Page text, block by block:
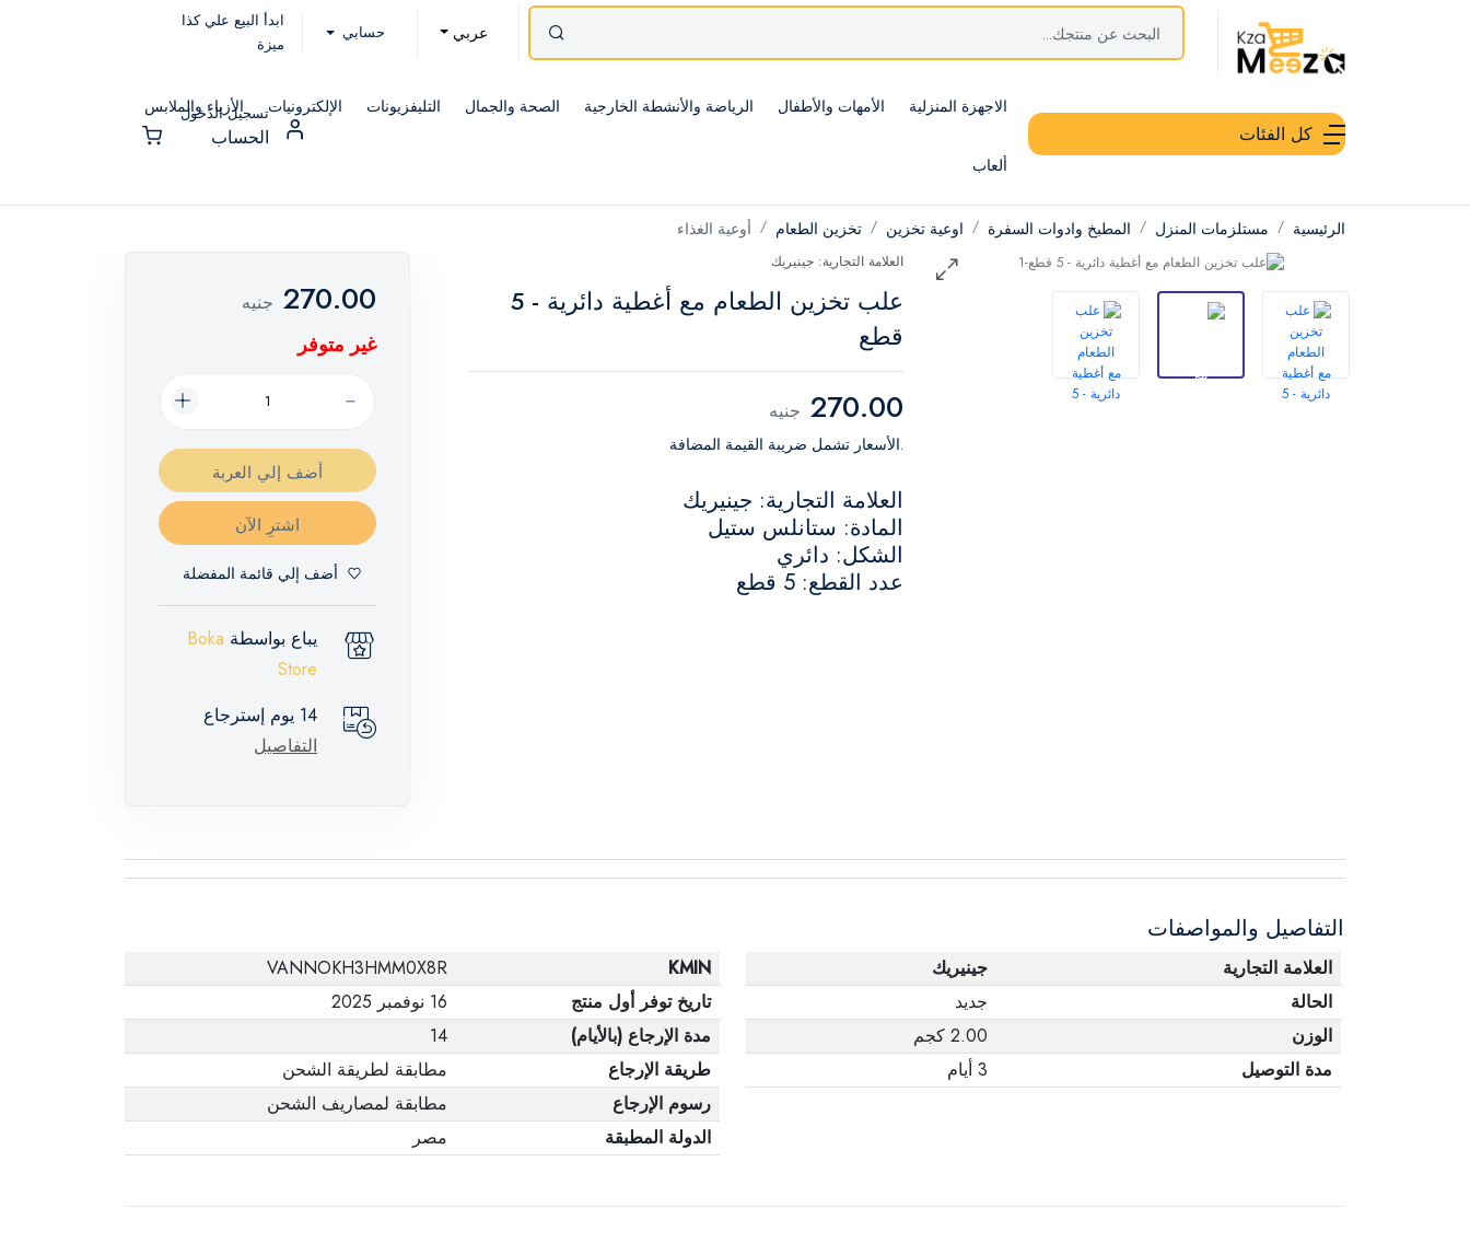
عربي حسابي
ابدأ البيع علي كذا
ميزة
كل الفئات
الاجهزة المنزلية الأمهات والأطفال الرياضة والأنشطة الخارجية الصحة والجمال التليفزيونات الإلكترونيات الأزياء والملابس
ألعاب
تسجيل الدخول
الحساب
الرئيسية مستلزمات المنزل المطبخ وادوات السفرة اوعية تخزين تخزين الطعام أوعية الغذاء
العلامة التجارية: جينيريك
علب تخزين الطعام مع أغطية دائرية - 5
قطع
270.00 جنيه
.الأسعار تشمل ضريبة القيمة المضافة
العلامة التجارية: جينيريك
المادة: ستانلس ستيل
الشكل: دائري
عدد القطع: 5 قطع
270.00 جنيه
غير متوفر
أضف إلي العربة
اشترِ الآن
أضف إلي قائمة المفضلة
يباع بواسطة Boka
Store
14 يوم إسترجاع
التفاصيل
التفاصيل والمواصفات
العلامة التجارية
جينيريك
الحالة
جديد
الوزن
2.00 كجم
مدة التوصيل
3 أيام
KMIN
VANNOKH3HMM0X8R
تاريخ توفر أول منتج
16 نوفمبر 2025
مدة الإرجاع (بالأيام)
14
طريقة الإرجاع
مطابقة لطريقة الشحن
رسوم الإرجاع
مطابقة لمصاريف الشحن
الدولة المطبقة
مصر